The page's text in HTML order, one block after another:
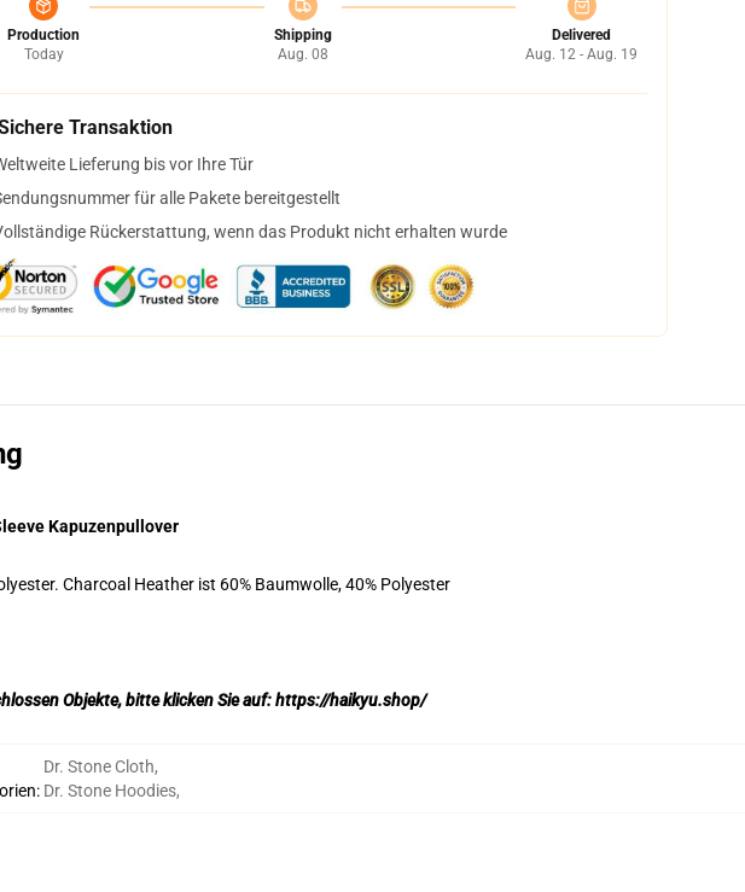
Production
Today
Shipping
Aug. 08
Delivered
Aug. 12 - Aug. 19
Transaktion
Lieferung bis vor Ihre Tür
für alle Pakete bereitgestellt
Rückerstattung, wenn das Produkt nicht erhalten wurde
Kapuzenpullover
Charcoal Heather ist 60% Baumwolle, 40% Polyester
Objekte, bitte klicken Sie auf:https://haikyu.shop/
:
Dr. Stone Cloth,
Dr. Stone Hoodies,